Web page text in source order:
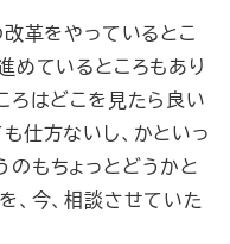
改革をやっているとこ
めているところもあり
ろはどこを見たら良い
仕方ないし、かといっ
もちょっとどうかと
、今、相談させていた